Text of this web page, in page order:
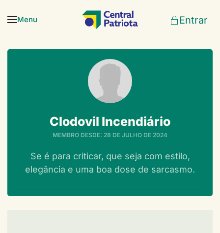
Skip to main content
Menu Entrar
Clodovil Incendiário
MEMBRO DESDE: 28 DE JULHO DE 2024
Se é para criticar, que seja com estilo,
elegância e uma boa dose de sarcasmo.